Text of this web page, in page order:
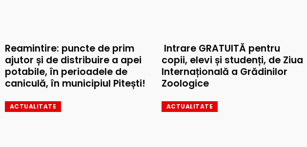
Reamintire: puncte de prim
ajutor și de distribuire a apei
potabile, în perioadele de
caniculă, în municipiul Pitești!
Intrare GRATUITĂ pentru
copii, elevi și studenți, de Ziua
Internațională a Grădinilor
Zoologice
ACTUALITATE ACTUALITATE